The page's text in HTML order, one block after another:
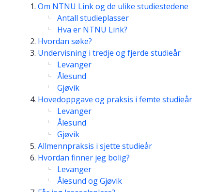
Om NTNU Link og de ulike studiestedene
Antall studieplasser
Hva er NTNU Link?
Hvordan søke?
Undervisning i tredje og fjerde studieår
Levanger
Ålesund
Gjøvik
Hovedoppgave og praksis i femte studieår
Levanger
Ålesund
Gjøvik
Allmennpraksis i sjette studieår
Hvordan finner jeg bolig?
Levanger
Ålesund og Gjøvik